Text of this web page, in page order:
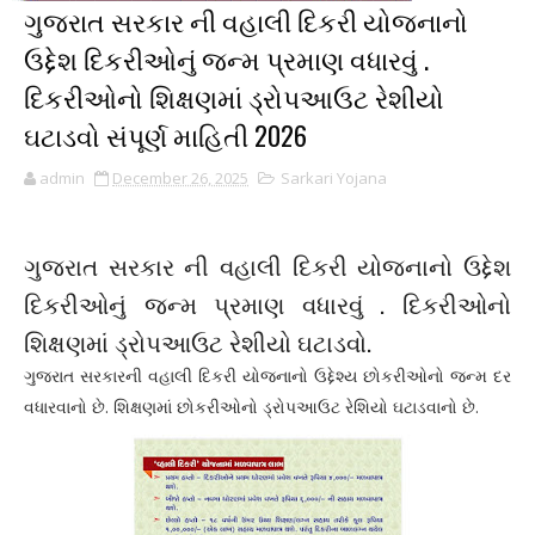
ગુજરાત સરકાર ની વહાલી દિકરી યોજનાનો
ઉદ્દેશ દિકરીઓનું જન્મ પ્રમાણ વધારવું .
દિકરીઓનો શિક્ષણમાં ડ્રોપઆઉટ રેશીયો
ઘટાડવો સંપૂર્ણ માહિતી 2026
admin December 26, 2025 Sarkari Yojana
ગુજરાત સરકાર ની વહાલી દિકરી યોજનાનો ઉદ્દેશ
દિકરીઓનું જન્મ પ્રમાણ વધારવું . દિકરીઓનો
શિક્ષણમાં ડ્રોપઆઉટ રેશીયો ઘટાડવો.
ગુજરાત સરકારની વહાલી દિકરી યોજનાનો ઉદ્દેશ્ય છોકરીઓનો જન્મ દર
વધારવાનો છે. શિક્ષણમાં છોકરીઓનો ડ્રોપઆઉટ રેશિયો ઘટાડવાનો છે.